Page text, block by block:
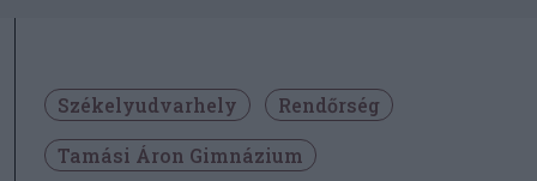
Székelyudvarhely
Rendőrség
Tamási Áron Gimnázium